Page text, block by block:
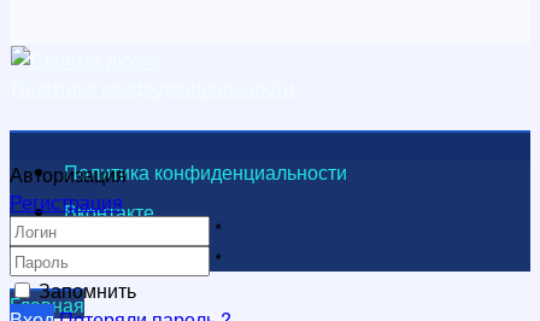
Политика конфиденциальности
Вконтакте
Видеоканал
Главная
Авторизация
Регистрация
*
*
Запомнить